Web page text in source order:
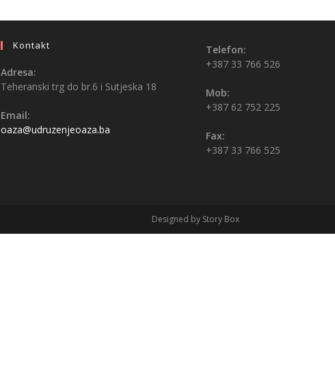
Kontakt
Adresa:
Teheranski trg do br.6 i Sutjeska 18
Email:
oaza@udruzenjeoaza.ba
Telefon:
+387 33 766 526
Mob:
+387 62 752 225
Fax:
+387 33 766 525
Designed by Story Box